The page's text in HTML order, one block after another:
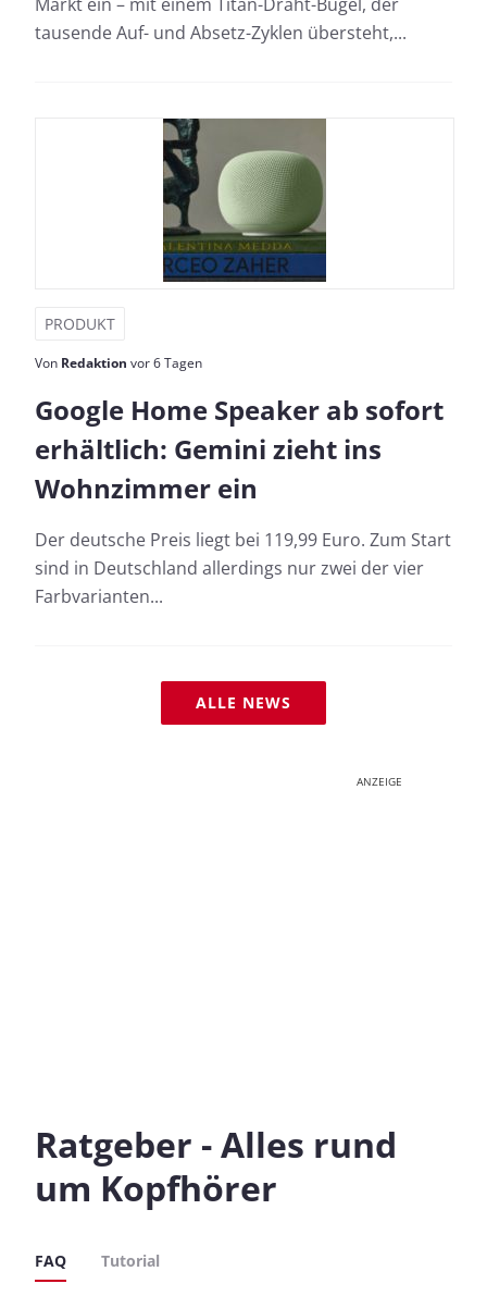
tausende Auf- und Absetz-Zyklen übersteht,...
PRODUKT
Von Redaktion vor 6 Tagen
Google Home Speaker ab sofort
erhältlich: Gemini zieht ins
Wohnzimmer ein
Der deutsche Preis liegt bei 119,99 Euro. Zum Start
sind in Deutschland allerdings nur zwei der vier
Farbvarianten...
ALLE NEWS
ANZEIGE
Ratgeber - Alles rund
um Kopfhörer
FAQ Tutorial